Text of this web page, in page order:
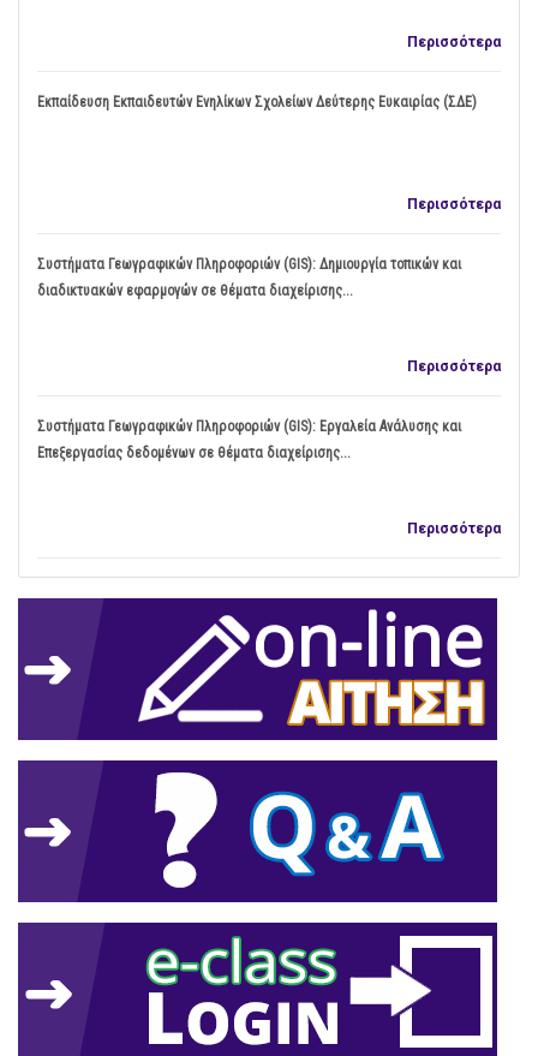
Περισσότερα
Εκπαίδευση Εκπαιδευτών Ενηλίκων Σχολείων Δεύτερης Ευκαιρίας (ΣΔΕ)
Περισσότερα
Συστήματα Γεωγραφικών Πληροφοριών (GIS): Δημιουργία τοπικών και
διαδικτυακών εφαρμογών σε θέματα διαχείρισης...
Περισσότερα
Συστήματα Γεωγραφικών Πληροφοριών (GIS): Εργαλεία Ανάλυσης και
Επεξεργασίας δεδομένων σε θέματα διαχείρισης...
Περισσότερα